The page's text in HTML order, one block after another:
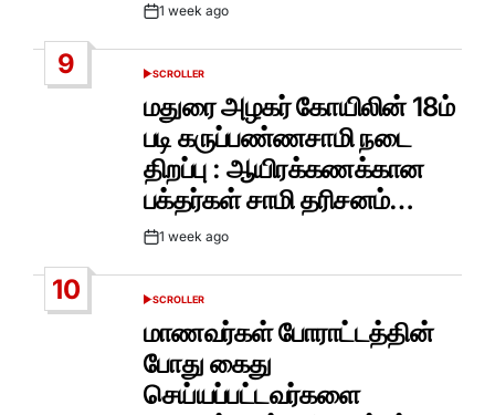
Post1 week ago
9
POSTED
SCROLLER
மதுரை அழகர் கோயிலின் 18ம்
படி கருப்பண்ணசாமி நடை
திறப்பு : ஆயிரக்கணக்கான
பக்தர்கள் சாமி தரிசனம்…
Post1 week ago
10
POSTED
SCROLLER
மாணவர்கள் போராட்டத்தின்
போது கைது
செய்யப்பட்டவர்களை